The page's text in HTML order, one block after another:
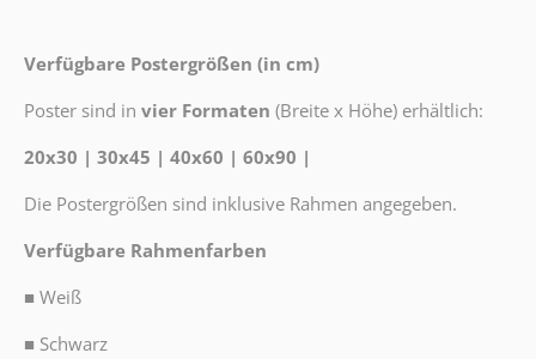
Verfügbare Postergrößen (in cm)
Poster sind in vier Formaten (Breite x Höhe) erhältlich:
20x30 | 30x45 | 40x60 | 60x90 |
Die Postergrößen sind inklusive Rahmen angegeben.
Verfügbare Rahmenfarben
■ Weiß
■ Schwarz